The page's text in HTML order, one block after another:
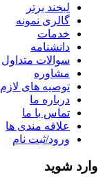
لبخند برتر
گالری نمونه
خدمات
دانشنامه
سوالات متداول
مشاوره
توصیه های لازم
درباره ما
تماس با ما
علاقه مندی ها
ورود/ثبت نام
وارد شوید